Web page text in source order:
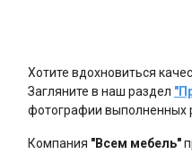
Хотите вдохновиться
Загляните в наш раздел
фотографии выполненных
Компания "Всем мебель"